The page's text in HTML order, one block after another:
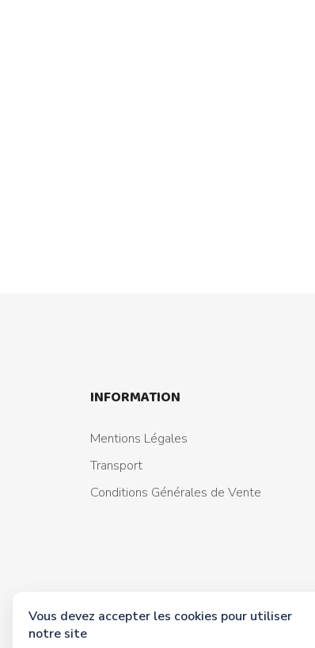
INFORMATION
Mentions Légales
Transport
Conditions Générales de Vente
Vous devez accepter les cookies pour utiliser
notre site